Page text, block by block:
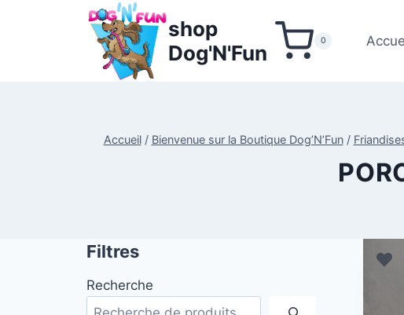
shop
Dog'N'Fun
0
Accueil / Bienvenue sur la Boutique Dog’N’Fun /
Filtres
Recherche